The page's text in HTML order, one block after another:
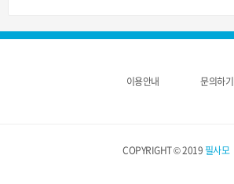
이용안내 문의하기
COPYRIGHT © 2019필사모